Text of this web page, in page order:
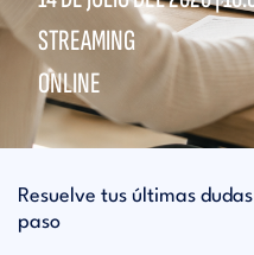
STREAMING
ONLINE
Resuelve tus últimas
paso